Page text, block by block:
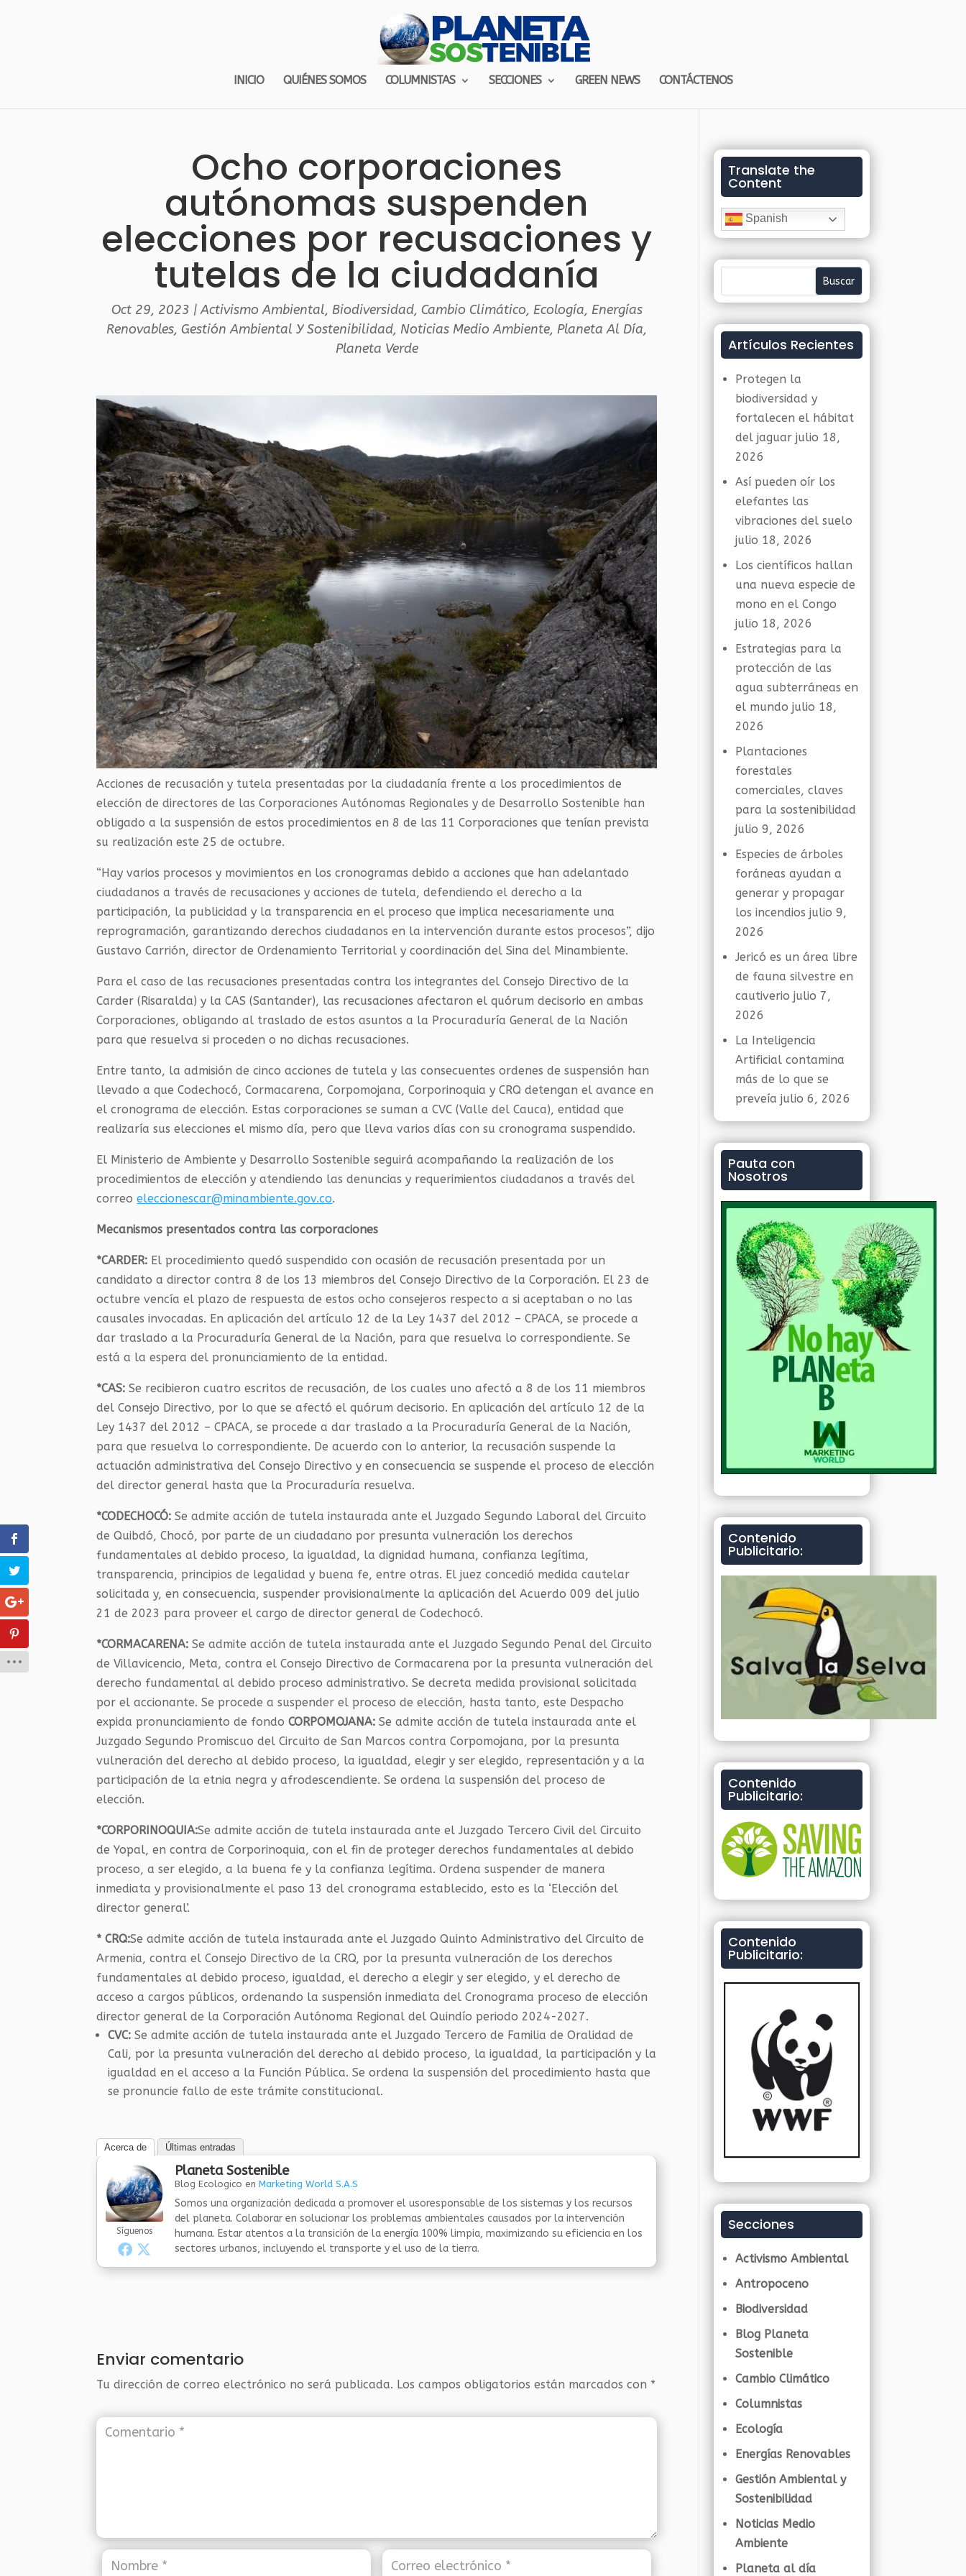
INICIO QUIÉNES SOMOS COLUMNISTAS SECCIONES GREEN NEWS CONTÁCTENOS
Ocho corporaciones
autónomas suspenden
elecciones por recusaciones y
tutelas de la ciudadanía
Oct 29, 2023 |Activismo Ambiental, Biodiversidad, Cambio Climático, Ecología, Energías
Renovables, Gestión Ambiental Y Sostenibilidad,Noticias Medio Ambiente,Planeta Al Día,
Planeta Verde
Acciones de recusación y tutela presentadas por la ciudadanía frente a los procedimientos de
elección de directores de las Corporaciones Autónomas Regionales y de Desarrollo Sostenible han
obligado a la suspensión de estos procedimientos en 8 de las 11 Corporaciones que tenían prevista
su realización este 25 de octubre.
“Hay varios procesos y movimientos en los cronogramas debido a acciones que han adelantado
ciudadanos a través de recusaciones y acciones de tutela, defendiendo el derecho a la
participación, la publicidad y la transparencia en el proceso que implica necesariamente una
reprogramación, garantizando derechos ciudadanos en la intervención durante estos procesos”, dijo
Gustavo Carrión, director de Ordenamiento Territorial y coordinación delSina del Minambiente.
Para el caso de las recusaciones presentadas contra los integrantes del Consejo Directivo de la
Carder (Risaralda) y la CAS (Santander), las recusaciones afectaron el quórum decisorio en ambas
Corporaciones, obligando al traslado de estos asuntos a la Procuraduría General de la Nación
para que resuelva si proceden o no dichas recusaciones.
Entre tanto, la admisión de cinco acciones de tutela y las consecuentes ordenes de suspensión han
llevado a que Codechocó,Cormacarena,Corpomojana,Corporinoquia yCRQ detengan el avance en
el cronograma de elección. Estas corporaciones se suman aCVC (Valle del Cauca), entidad que
realizaría sus elecciones el mismo día, pero que lleva varios días con su cronograma suspendido.
El Ministerio de Ambiente y Desarrollo Sostenible seguirá acompañando la realización de los
procedimientos de elección y atendiendo las denuncias y requerimientos ciudadanos a través del
correoeleccionescar@minambiente.gov.co.
Mecanismos presentados contra las corporaciones
*CARDER: El procedimiento quedó suspendido con ocasión de recusación presentada por un
candidato a director contra 8 de los 13 miembros del Consejo Directivo de la Corporación. El 23 de
octubre vencía el plazo de respuesta de estos ocho consejeros respecto a si aceptaban o no las
causales invocadas. En aplicación del artículo 12 de la Ley 1437 del 2012 – CPACA, se procede a
dar traslado a la Procuraduría General de la Nación, para que resuelva lo correspondiente. Se
está a la espera del pronunciamiento de la entidad.
*CAS:Se recibieron cuatro escritos de recusación, de los cuales uno afectó a 8 de los 11 miembros
del Consejo Directivo, por lo que se afectó el quórum decisorio. En aplicación del artículo 12 de la
Ley 1437 del 2012 – CPACA, se procede a dar traslado a la Procuraduría General de la Nación,
para que resuelva lo correspondiente. De acuerdo con lo anterior, la recusación suspende la
actuación administrativa del Consejo Directivo y en consecuencia se suspende el proceso de elección
del director general hasta que la Procuraduría resuelva.
*CODECHOCÓ:Se admite acción de tutela instaurada ante el Juzgado Segundo Laboral del Circuito
de Quibdó, Chocó, por parte de un ciudadano por presunta vulneración los derechos
fundamentales al debido proceso, la igualdad, la dignidad humana, confianza legítima,
transparencia, principios de legalidad y buena fe, entre otras. El juez concedió medida cautelar
solicitada y, en consecuencia, suspender provisionalmente la aplicación del Acuerdo 009 del julio
21 de 2023 para proveer el cargo de director general de Codechocó.
*CORMACARENA:Se admite acción de tutela instaurada ante el Juzgado Segundo Penal del Circuito
de Villavicencio, Meta, contra el Consejo Directivo de Cormacarena por la presunta vulneración del
derecho fundamental al debido proceso administrativo. Se decreta medida provisional solicitada
por el accionante. Se procede a suspender el proceso de elección, hasta tanto, este Despacho
expida pronunciamiento de fondoCORPOMOJANA:Se admite acción de tutela instaurada ante el
Juzgado Segundo Promiscuo del Circuito de San Marcos contra Corpomojana, por la presunta
vulneración del derecho al debido proceso, la igualdad, elegir y ser elegido, representación y a la
participación de la etnia negra y afrodescendiente. Se ordena la suspensión del proceso de
elección.
*CORPORINOQUIA:Se admite acción de tutela instaurada ante el Juzgado Tercero Civil del Circuito
de Yopal, en contra de Corporinoquia, con el fin de proteger derechos fundamentales al debido
proceso, a ser elegido, a la buena fe y la confianza legítima. Ordena suspender de manera
inmediata y provisionalmente el paso 13 del cronograma establecido, esto es la ‘Elección del
director general’.
* CRQ:Se admite acción de tutela instaurada ante el Juzgado Quinto Administrativo del Circuito de
Armenia, contra el Consejo Directivo de la CRQ, por la presunta vulneración de los derechos
fundamentales al debido proceso, igualdad, el derecho a elegir y ser elegido, y el derecho de
acceso a cargos públicos, ordenando la suspensión inmediata del Cronograma proceso de elección
director general de la Corporación Autónoma Regional del Quindío periodo 2024-2027.
CVC:Se admite acción de tutela instaurada ante el Juzgado Tercero de Familia de Oralidad de
Cali, por la presunta vulneración del derecho al debido proceso, la igualdad, la participación y la
igualdad en el acceso a la Función Pública. Se ordena la suspensión del procedimiento hasta que
se pronuncie fallo de este trámite constitucional.
Acerca de Últimas entradas
Síguenos
Planeta Sostenible
Blog Ecologico enMarketing World S.A.S
Somos una organización dedicada a promover el usoresponsable de los sistemas y los recursos
del planeta. Colaborar en solucionar los problemas ambientales causados por la intervención
humana. Estar atentos a la transición de la energía 100% limpia, maximizando su eficiencia en los
sectores urbanos, incluyendo el transporte y el uso de la tierra.
Enviar comentario
Tu dirección de correo electrónico no será publicada. Los campos obligatorios están marcados con *
Translate the
Content
Spanish
Artículos Recientes
Protegen la
biodiversidad y
fortalecen el hábitat
del jaguar julio 18,
2026
Así pueden oír los
elefantes las
vibraciones del suelo
julio 18, 2026
Los científicos hallan
una nueva especie de
mono en el Congo
julio 18, 2026
Estrategias para la
protección de las
agua subterráneas en
el mundo julio 18,
2026
Plantaciones
forestales
comerciales, claves
para la sostenibilidad
julio 9, 2026
Especies de árboles
foráneas ayudan a
generar y propagar
los incendios julio 9,
2026
Jericó es un área libre
de fauna silvestre en
cautiverio julio 7,
2026
La Inteligencia
Artificial contamina
más de lo que se
preveía julio 6, 2026
Pauta con
Nosotros
Contenido
Publicitario:
Contenido
Publicitario:
Contenido
Publicitario:
Secciones
Activismo Ambiental
Antropoceno
Biodiversidad
Blog Planeta
Sostenible
Cambio Climático
Columnistas
Ecología
Energías Renovables
Gestión Ambiental y
Sostenibilidad
Noticias Medio
Ambiente
Planeta al día